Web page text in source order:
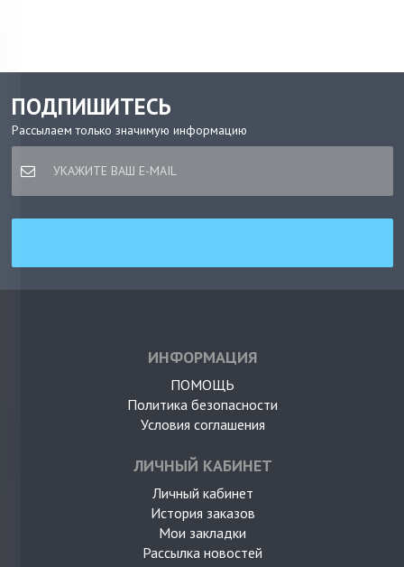
ПОДПИШИТЕСЬ
Рассылаем только значимую информацию
ИНФОРМАЦИЯ
ПОМОЩЬ
Политика безопасности
Условия соглашения
ЛИЧНЫЙ КАБИНЕТ
Личный кабинет
История заказов
Мои закладки
Рассылка новостей